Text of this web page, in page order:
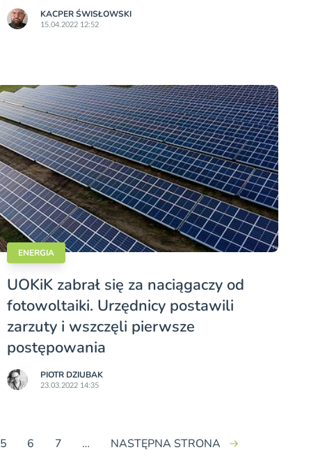
KACPER ŚWISŁO­WSKI
15.04.2022 12:52
ENERGIA
UOKiK zabrał się za naciągaczy od
fotowoltaiki. Urzędnicy postawili
zarzuty i wszczęli pierwsze
postępowania
PIOTR DZIUBAK
23.03.2022 14:35
5 6 7 … NASTĘPNA STRONA